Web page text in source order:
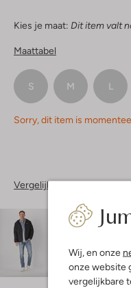
Wij, en onze
onze website
vergelijkbare
Kies je maat: Dit item valt
Maattabel
S M L
Sorry, dit item is
Vergelijkbare items
Maatadvies
pasvorm is